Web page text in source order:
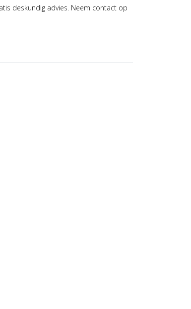
deskundig advies. Neem contact op